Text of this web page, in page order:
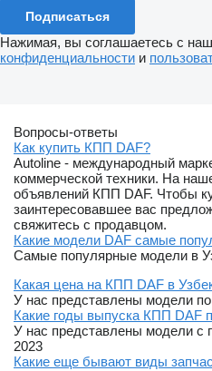
Подписаться
Нажимая, вы соглашаетесь с
конфиденциальности и
Вопросы-ответы
Как купить КПП DAF?
Autoline - международный
коммерческой техники. На
объявлений КПП DAF. Чтобы
заинтересовавшее вас
свяжитесь с продавцом.
Какие модели DAF самые
Самые популярные модели в
Какая цена на КПП DAF в
У нас представлены модели
Какие годы выпуска КПП DAF
У нас представлены модели с
2023
Какие еще бывают виды